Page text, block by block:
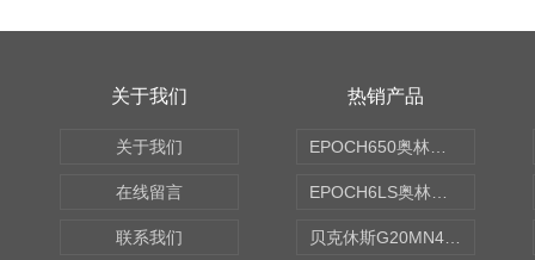
关于我们
关于我们
在线留言
联系我们
热销产品